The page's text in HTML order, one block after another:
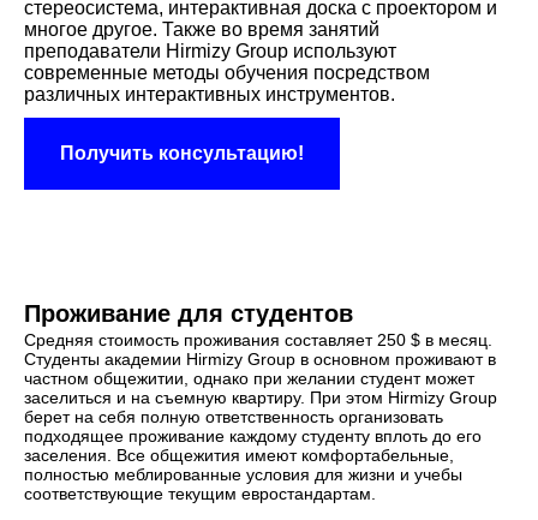
стереосистема, интерактивная доска с проектором и
многое другое. Также во время занятий
преподаватели Hirmizy Group используют
современные методы обучения посредством
различных интерактивных инструментов.
Получить консультацию!
Проживание для студентов
Средняя стоимость проживания составляет 250 $ в месяц.
Студенты академии Hirmizy Group в основном проживают в
частном общежитии, однако при желании студент может
заселиться и на съемную квартиру. При этом Hirmizy Group
берет на себя полную ответственность организовать
подходящее проживание каждому студенту вплоть до его
заселения. Все общежития имеют комфортабельные,
полностью меблированные условия для жизни и учебы
соответствующие текущим евростандартам.